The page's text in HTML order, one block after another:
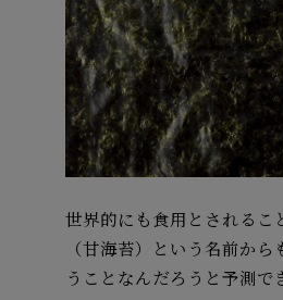
世界的にも食用とされるこ
（甘海苔）という名前か
うことなんだろうと予測で